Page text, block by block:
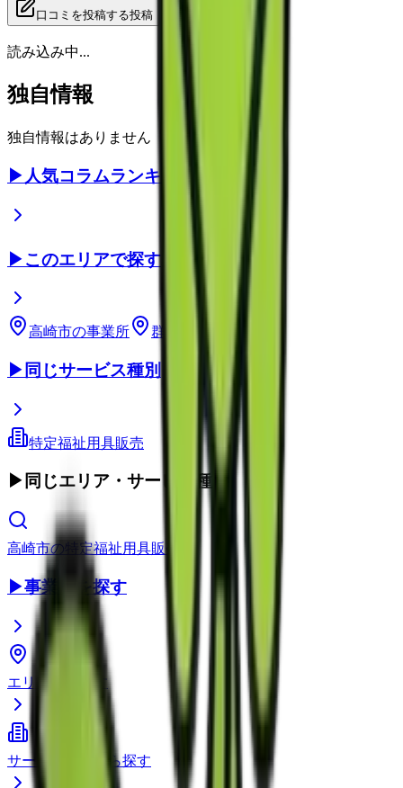
口コミを投稿する投稿
読み込み中...
独自情報
独自情報はありません
▶ 人気コラムランキング
▶このエリアで探す
高崎市の事業所 群馬県 の事業所
▶ 同じサービス種別
特定福祉用具販売
▶ 同じエリア・サービス種別
高崎市の 特定福祉用具販売
▶事業所を探す
エリアから探す
サービス種別から探す